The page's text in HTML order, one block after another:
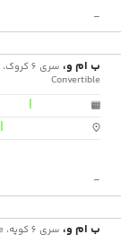
-
ب ام و،
Convertible
|
|
-
ب ام و، سری 6 کوپه، Bmw Series6-Coupe